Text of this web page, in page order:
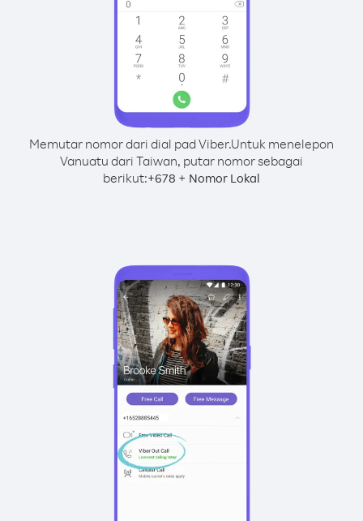
Memutar nomor dari dial pad Viber.Untuk menelepon
Vanuatu dari Taiwan, putar nomor sebagai
berikut:+678 + Nomor Lokal